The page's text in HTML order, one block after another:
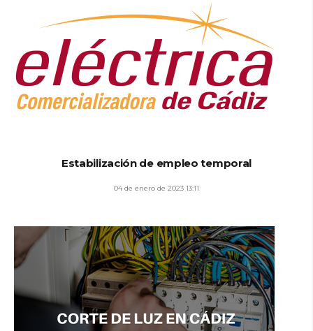
Estabilización de empleo temporal
04 de enero de 2023 13:11